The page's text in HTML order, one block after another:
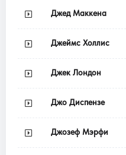
Джед Маккена
Джеймс Холлис
Джек Лондон
Джо Диспензе
Джозеф Мэрфи